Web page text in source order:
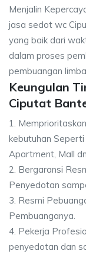
Menjalin
jasa sedot wc
yang baik dari
dalam proses
pembuangan
Keungulan
Ciputat
1.
kebutuhan
Apartment, Mall
2. Bergaransi
Penyedotan
3. Resmi
Pembuanganya.
4. Pekerja
penyedotan dan